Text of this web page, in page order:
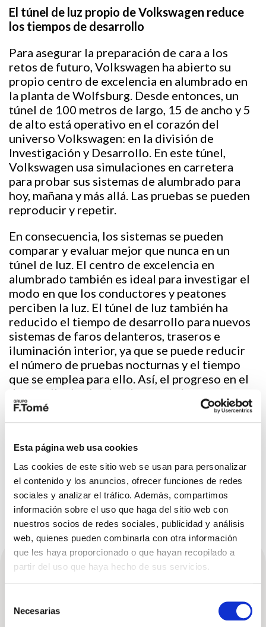
Esta página web usa cookies
Las cookies de este sitio web se usan para personalizar
el contenido y los anuncios, ofrecer funciones de redes
sociales y analizar el tráfico. Además, compartimos
información sobre el uso que haga del sitio web con
nuestros socios de redes sociales, publicidad y análisis
web, quienes pueden combinarla con otra información
que les haya proporcionado o que hayan recopilado a
partir del uso que haya hecho de sus servicios.
Necesarias
El túnel de luz propio de Volkswagen reduce
los tiempos de desarrollo
Para asegurar la preparación de cara a los
retos de futuro, Volkswagen ha abierto su
propio centro de excelencia en alumbrado en
la planta de Wolfsburg. Desde entonces, un
túnel de 100 metros de largo, 15 de ancho y 5
de alto está operativo en el corazón del
universo Volkswagen: en la división de
Investigación y Desarrollo. En este túnel,
Volkswagen usa simulaciones en carretera
para probar sus sistemas de alumbrado para
hoy, mañana y más allá. Las pruebas se pueden
reproducir y repetir.
En consecuencia, los sistemas se pueden
comparar y evaluar mejor que nunca en un
túnel de luz. El centro de excelencia en
alumbrado también es ideal para investigar el
modo en que los conductores y peatones
perciben la luz. El túnel de luz también ha
reducido el tiempo de desarrollo para nuevos
sistemas de faros delanteros, traseros e
iluminación interior, ya que se puede reducir
el número de pruebas nocturnas y el tiempo
que se emplea para ello. Así, el progreso en el
desarrollo de alumbrado se puede
implementar aún más rápido en la tecnología
de producción en serie, lo que incrementa la
usuarios de la vía.
stock